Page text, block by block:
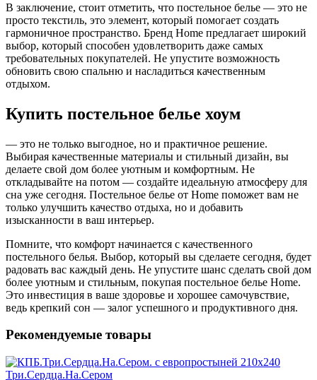
В заключение, стоит отметить, что постельное белье — это не
просто текстиль, это элемент, который помогает создать
гармоничное пространство. Бренд Home предлагает широкий
выбор, который способен удовлетворить даже самых
требовательных покупателей. Не упустите возможность
обновить свою спальню и насладиться качественным
отдыхом.
Купить постельное белье хоум
— это не только выгодное, но и практичное решение.
Выбирая качественные материалы и стильный дизайн, вы
делаете свой дом более уютным и комфортным. Не
откладывайте на потом — создайте идеальную атмосферу для
сна уже сегодня. Постельное белье от Home поможет вам не
только улучшить качество отдыха, но и добавить
изысканности в ваш интерьер.
Помните, что комфорт начинается с качественного
постельного белья. Выбор, который вы сделаете сегодня, будет
радовать вас каждый день. Не упустите шанс сделать свой дом
более уютным и стильным, покупая постельное белье Home.
Это инвестиция в ваше здоровье и хорошее самочувствие,
ведь крепкий сон — залог успешного и продуктивного дня.
Рекомендуемые товары